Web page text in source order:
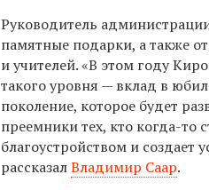
Руководитель
памятные подарки, а также
и учителей. «В этом году
такого уровня — вклад в
поколение, которое будет
преемники тех, кто когда-то
благоустройством и
рассказалВладимир Саар.